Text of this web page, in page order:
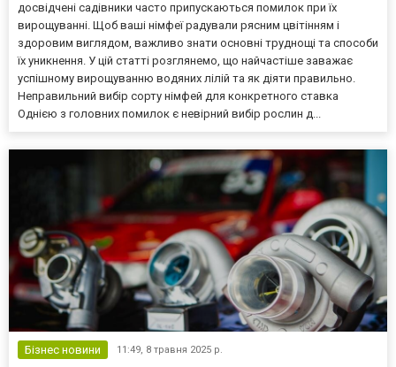
досвідчені садівники часто припускаються помилок при їх
вирощуванні. Щоб ваші німфеї радували рясним цвітінням і
здоровим виглядом, важливо знати основні труднощі та способи
їх уникнення. У цій статті розглянемо, що найчастіше заважає
успішному вирощуванню водяних лілій та як діяти правильно.
Неправильний вибір сорту німфей для конкретного ставка
Однією з головних помилок є невірний вибір рослин д...
Бізнес новини 11:49, 8 травня 2025 р.